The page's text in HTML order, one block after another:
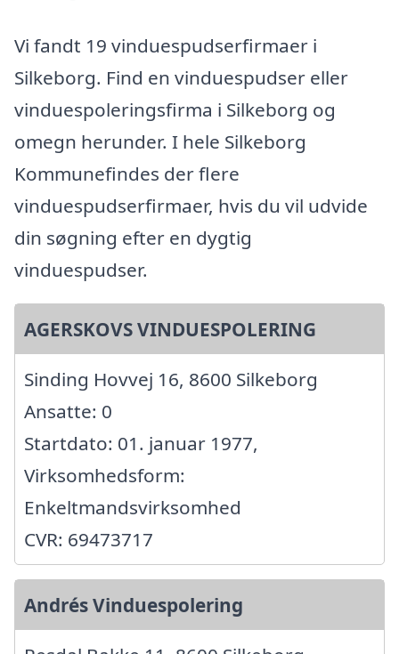
Vi fandt 19 vinduespudserfirmaer i
Silkeborg. Find en vinduespudser eller
vinduespoleringsfirma i Silkeborg og
omegn herunder. I hele Silkeborg
Kommunefindes der flere
vinduespudserfirmaer, hvis du vil udvide
din søgning efter en dygtig
vinduespudser.
AGERSKOVS VINDUESPOLERING
Sinding Hovvej 16, 8600 Silkeborg
Ansatte: 0
Startdato: 01. januar 1977,
Virksomhedsform:
Enkeltmandsvirksomhed
CVR: 69473717
Andrés Vinduespolering